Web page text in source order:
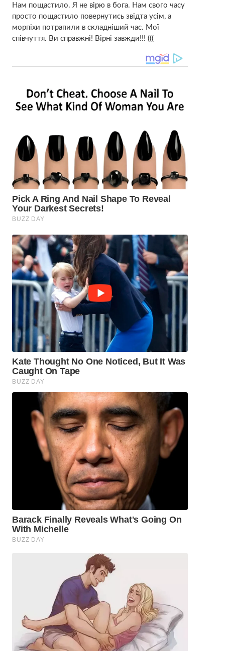
Нам пощастило. Я не вірю в бога. Нам свого часу
просто пощастило повернутись звідта усім, а
морпіхи потрапили в складніший час. Мої
співчуття. Ви справжні! Вірні завжди!!! (((